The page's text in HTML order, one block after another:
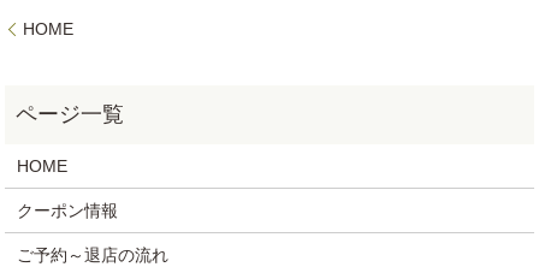
HOME
HOME
クーポン情報
ご予約～退店の流れ